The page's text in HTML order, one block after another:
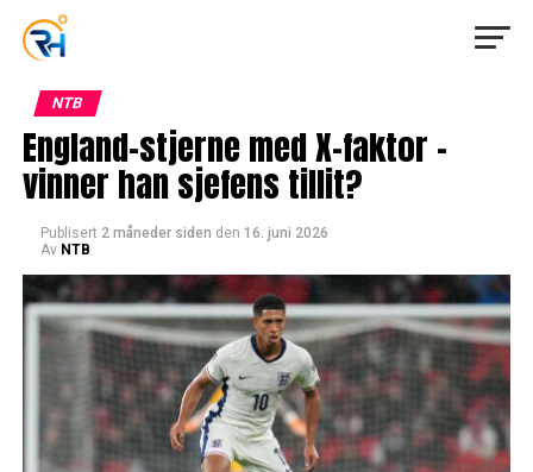
NTB
England-stjerne med X-faktor –
vinner han sjefens tillit?
Publisert 2 måneder siden den 16. juni 2026
Av NTB